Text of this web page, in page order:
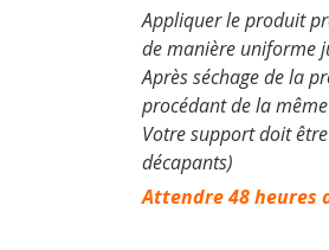
Appliquer le produit
de manière uniforme
Après séchage de la
procédant de la
Votre support doit
décapants)
Attendre 48 heures